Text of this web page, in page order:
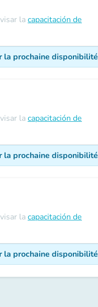
la capacitación de
la prochaine disponibilité
la capacitación de
la prochaine disponibilité
la capacitación de
la prochaine disponibilité